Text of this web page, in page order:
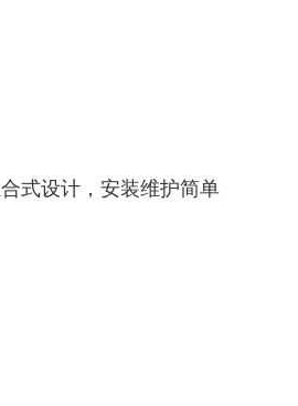
式设计，安装维护简单